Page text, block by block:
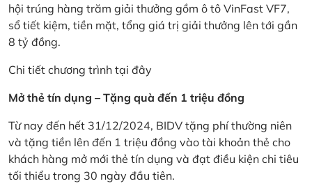
hội trúng hàng trăm giải thưởng gồm ô tô VinFast VF7,
sổ tiết kiệm, tiền mặt, tổng giá trị giải thưởng lên tới gần
8 tỷ đồng.
Chi tiết chương trình tại đây
Mở thẻ tín dụng – Tặng quà đến 1 triệu đồng
Từ nay đến hết 31/12/2024, BIDV tặng phí thường niên
và tặng tiền lên đến 1 triệu đồng vào tài khoản thẻ cho
khách hàng mở mới thẻ tín dụng và đạt điều kiện chi tiêu
tối thiểu trong 30 ngày đầu tiên.